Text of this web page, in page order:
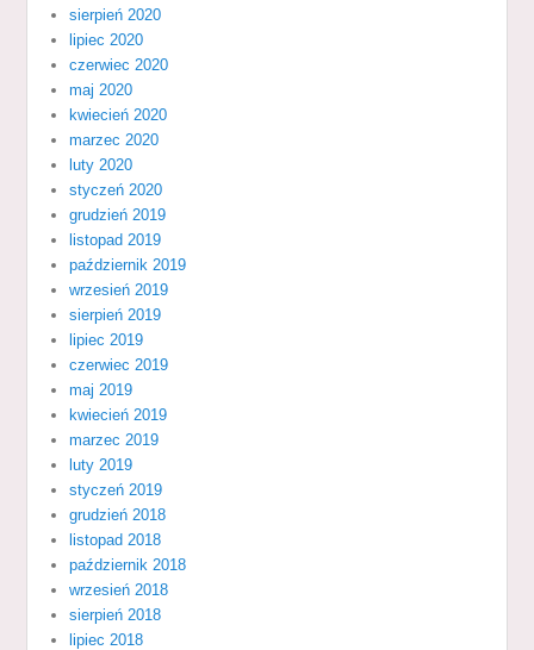
sierpień 2020
lipiec 2020
czerwiec 2020
maj 2020
kwiecień 2020
marzec 2020
luty 2020
styczeń 2020
grudzień 2019
listopad 2019
październik 2019
wrzesień 2019
sierpień 2019
lipiec 2019
czerwiec 2019
maj 2019
kwiecień 2019
marzec 2019
luty 2019
styczeń 2019
grudzień 2018
listopad 2018
październik 2018
wrzesień 2018
sierpień 2018
lipiec 2018